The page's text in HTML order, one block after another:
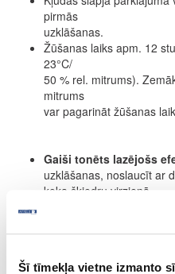
Šī tīmekļa vietne izmanto
pirmās
uzklāšanas.
Žūšanas laiks apm. 12
23°C/
50 % rel. mitrums).
mitrums
var pagarināt žūšanas
Gaiši tonēts lazējošs
uzklāšanas, noslaucīt ar
koka šķiedru virzienā.
Ja ir
intensitāte, atkārtot
kārtas.) Attiecas tikai uz
24 stundas (12 stundu